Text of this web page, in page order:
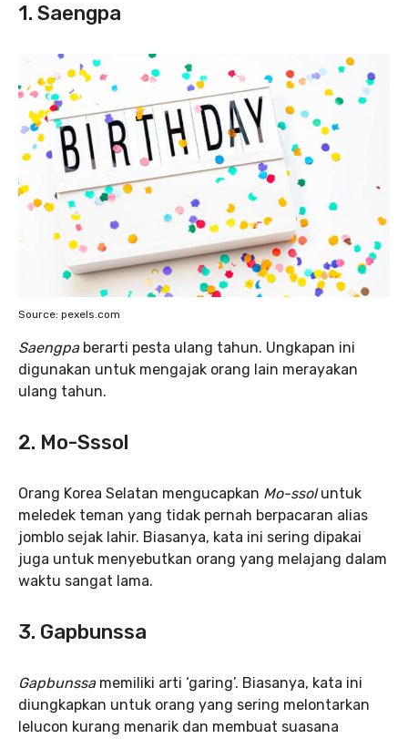
1. Saengpa
Source: pexels.com
Saengpaberarti pesta ulang tahun. Ungkapan ini
digunakan untuk mengajak orang lain merayakan
ulang tahun.
2. Mo-Sssol
Orang Korea Selatan mengucapkan Mo-ssoluntuk
meledek teman yang tidak pernah berpacaran alias
jomblo sejak lahir. Biasanya, kata ini sering dipakai
juga untuk menyebutkan orang yang melajang dalam
waktu sangat lama.
3. Gapbunssa
Gapbunssamemiliki arti ‘garing’. Biasanya, kata ini
diungkapkan untuk orang yang sering melontarkan
lelucon kurang menarik dan membuat suasana